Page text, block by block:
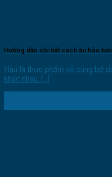
Hướng dẫn chi tiết cách ăn hàu
Hàu là thực phẩm vô cùng bổ
khác nhau. [...]